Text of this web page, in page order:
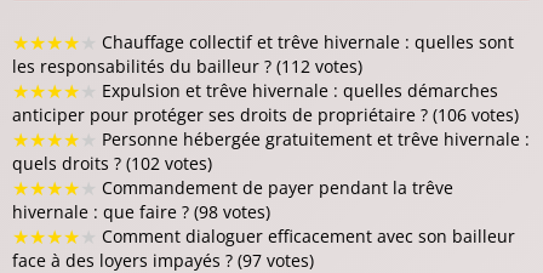
★★★★
Chauffage collectif et trêve hivernale : quelles sont
les responsabilités du bailleur ? (112 votes)
★★★★
Expulsion et trêve hivernale : quelles démarches
anticiper pour protéger ses droits de propriétaire ? (106 votes)
★★★★
Personne hébergée gratuitement et trêve hivernale :
quels droits ? (102 votes)
★★★★
Commandement de payer pendant la trêve
hivernale : que faire ? (98 votes)
★★★★
Comment dialoguer efficacement avec son bailleur
face à des loyers impayés ? (97 votes)